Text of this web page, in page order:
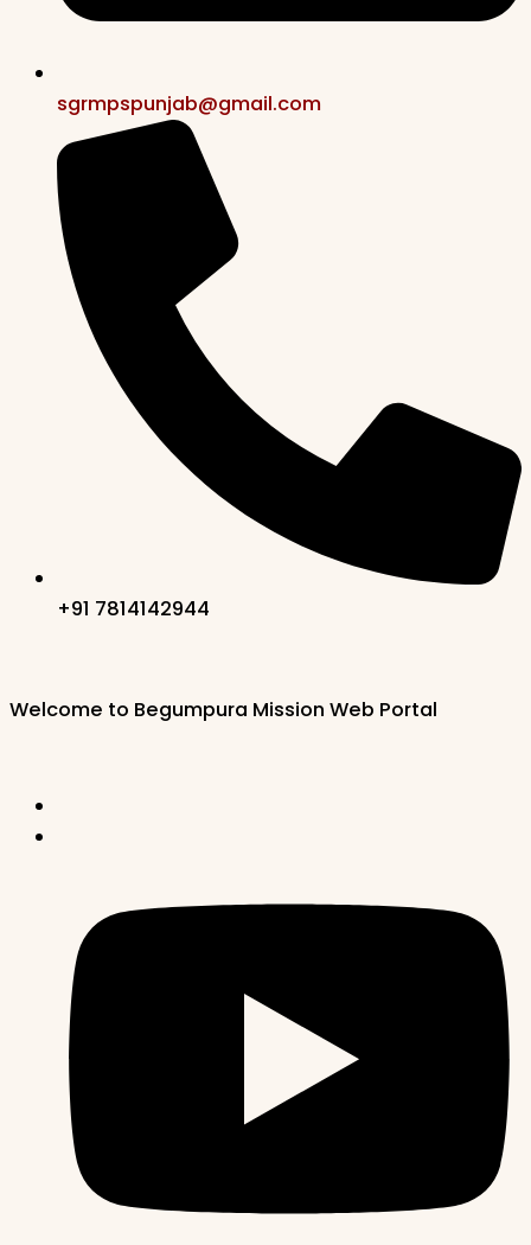
sgrmpspunjab@gmail.com
+91 7814142944‬
Welcome to Begumpura Mission Web Portal